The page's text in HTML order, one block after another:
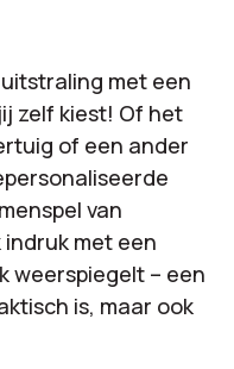
met een
zelf kiest! Of het
of een ander
van
met een
weerspiegelt – een
is, maar ook